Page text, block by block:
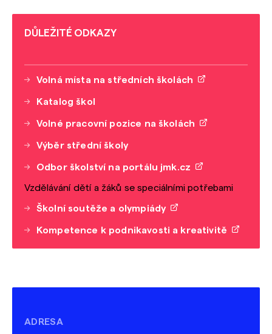
DŮLEŽITÉ ODKAZY
Volná místa na středních školách
Katalog škol
Volné pracovní pozice na školách
Výběr střední školy
Odbor školství na portálu jmk.cz
Vzdělávání dětí a žáků se speciálními potřebami
Školní soutěže a olympiády
Kompetence k podnikavosti a kreativitě
ADRESA